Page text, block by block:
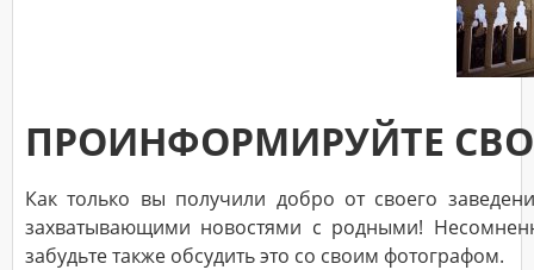
ПРОИНФОРМИРУЙТЕ
Как только вы получили добро от своего
захватывающими новостями с родными!
забудьте также обсудить это со своим фотографом.